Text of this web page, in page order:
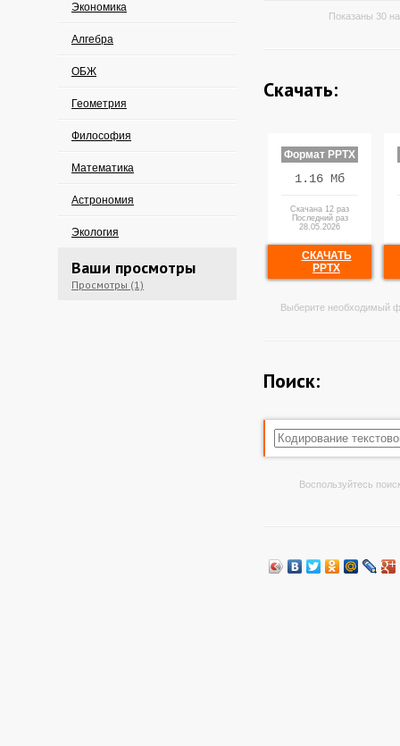
Экономика
Алгебра
ОБЖ
Геометрия
Философия
Математика
Астрономия
Экология
Ваши просмотры
Просмотры (1)
Показаны 30
Скачать:
Формат PPTX
1.16 Мб
Скачана 12 раз
Последний раз
28.05.2026
СКАЧАТЬ
PPTX
Выберите необходимый
Поиск:
Воспользуйтесь